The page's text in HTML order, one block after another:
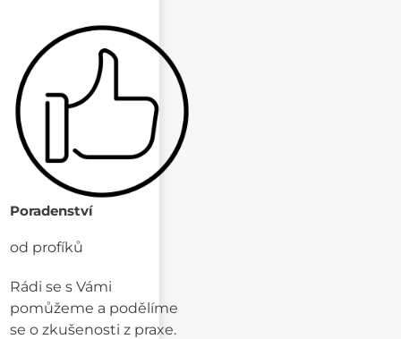
Poradenství
od profíků
Rádi se s Vámi
pomůžeme a podělíme
se o zkušenosti z praxe.